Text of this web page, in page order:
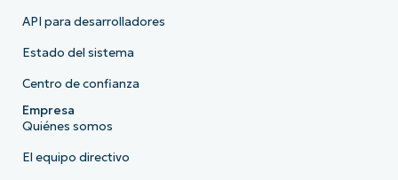
API para desarrolladores
Estado del sistema
Centro de confianza
Empresa
Quiénes somos
El equipo directivo